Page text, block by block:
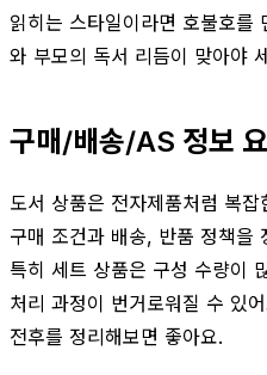
읽히는 스타일이라면 호불호를
와 부모의 독서 리듬이 맞아야
구매/배송/AS 정보
도서 상품은 전자제품처럼 복
구매 조건과 배송, 반품 정책을
특히 세트 상품은 구성 수량이
처리 과정이 번거로워질 수 있
전후를 정리해보면 좋아요.